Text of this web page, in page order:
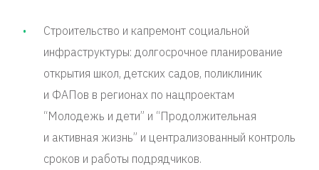
Строительство и капремонт социальной
инфраструктуры: долгосрочное планирование
открытия школ, детских садов, поликлиник
и ФАПов в регионах по нацпроектам
“Молодежь и дети” и “Продолжительная
и активная жизнь” и централизованный контроль
сроков и работы подрядчиков.